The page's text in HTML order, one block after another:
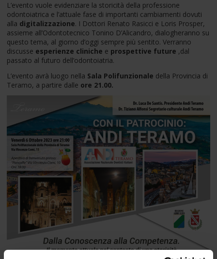
L’evento vuole evidenziare la storicità della professione
odontoiatrica e l’attuale fase di importanti cambiamenti dovuti
alla digitalizzazione. I Dottori Renato Rasicci e Loris Prosper,
assieme all’Odontotecnico Tonino D’Alicandro, dialogheranno su
questo tema, al giorno d’oggi sempre più sentito. Verranno
discusse esperienze cliniche e prospettive future ,dal
passato al futuro dell’odontoiatria.
L’evento avrà luogo nella Sala Polifunzionale della Provincia di
Teramo, a partire dalle ore 21.00.